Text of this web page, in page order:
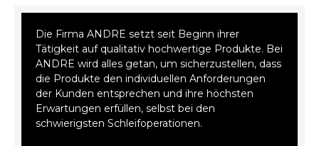
Die Firma ANDRE setzt seit Beginn ihrer
Tätigkeit auf qualitativ hochwertige Produkte. Bei
ANDRE wird alles getan, um sicherzustellen, dass
die Produkte den individuellen Anforderungen
der Kunden entsprechen und ihre höchsten
Erwartungen erfüllen, selbst bei den
schwierigsten Schleifoperationen.